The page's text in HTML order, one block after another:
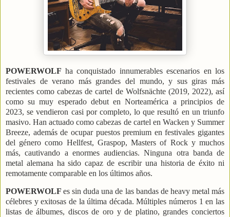
POWERWOLF ha conquistado innumerables escenarios en los
festivales de verano más grandes del mundo, y sus giras más
recientes como cabezas de cartel de Wolfsnächte (2019, 2022), así
como su muy esperado debut en Norteamérica a principios de
2023, se vendieron casi por completo, lo que resultó en un triunfo
masivo. Han actuado como cabezas de cartel en Wacken y Summer
Breeze, además de ocupar puestos premium en festivales gigantes
del género como Hellfest, Graspop, Masters of Rock y muchos
más, cautivando a enormes audiencias. Ninguna otra banda de
metal alemana ha sido capaz de escribir una historia de éxito ni
remotamente comparable en los últimos años.
POWERWOLFes sin duda una de las bandas de heavy metal más
célebres y exitosas de la última década. Múltiples números 1 en las
listas de álbumes, discos de oro y de platino, grandes conciertos